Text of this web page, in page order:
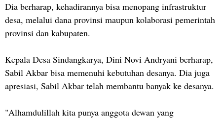
Dia berharap, kehadirannya bisa menopang infrastruktur
desa, melalui dana provinsi maupun kolaborasi pemerintah
provinsi dan kabupaten.
Kepala Desa Sindangkarya, Dini Novi Andryani berharap,
Sabil Akbar bisa memenuhi kebutuhan desanya. Dia juga
apresiasi, Sabil Akbar telah membantu banyak ke desanya.
"Alhamdulillah kita punya anggota dewan yang